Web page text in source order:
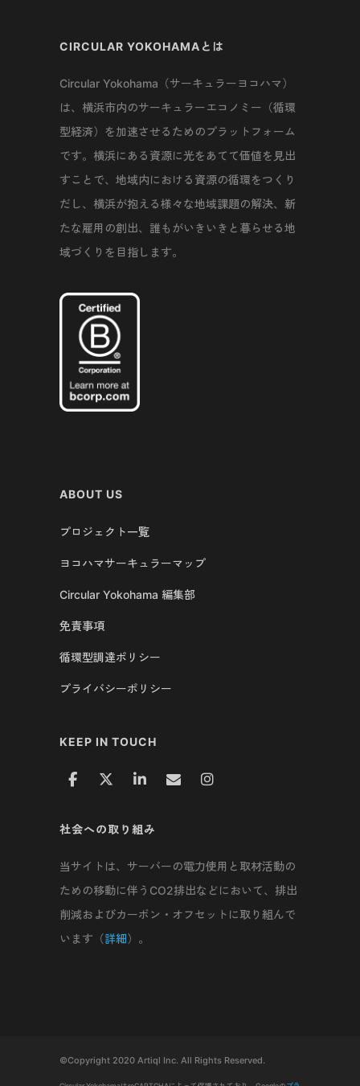
CIRCULAR YOKOHAMAとは
Circular Yokohama（サーキュラーヨコハマ）
は、横浜市内のサーキュラーエコノミー（循環
型経済）を加速させるためのプラットフォーム
です。横浜にある資源に光をあてて価値を見出
すことで、地域内における資源の循環をつくり
だし、横浜が抱える様々な地域課題の解決、新
たな雇用の創出、誰もがいきいきと暮らせる地
域づくりを目指します。
ABOUT US
プロジェクト一覧
ヨコハマサーキュラーマップ
Circular Yokohama 編集部
免責事項
循環型調達ポリシー
プライバシーポリシー
KEEP IN TOUCH
社会への取り組み
当サイトは、サーバーの電力使用と取材活動の
ための移動に伴うCO2排出などにおいて、排出
削減およびカーボン・オフセットに取り組んで
います（詳細）。
©Copyright 2020 Artiql Inc. All Rights Reserved.